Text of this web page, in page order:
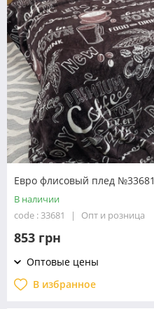
Евро флисовый плед №33681
В наличии
code : 33681
Опт и розница
853 грн
Оптовые цены
В избранное